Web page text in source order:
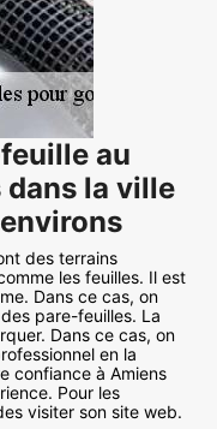
au
la ville
des terrains
les feuilles. Il est
Dans ce cas, on
pare-feuilles. La
Dans ce cas, on
en la
confiance à Amiens
Pour les
visiter son site web.